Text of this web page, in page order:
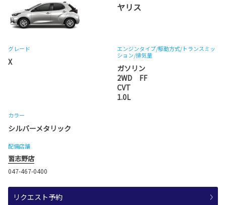
ヤリス
グレード
X
エンジンタイプ/駆動方式/トランスミッ
ション/排気量
ガソリン
2WD FF
CVT
1.0L
カラー
シルバーメタリック
配備店舗
習志野店
047-467-0400
リクエスト予約